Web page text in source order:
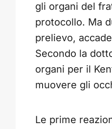
gli organi del
protocollo. Ma
prelievo,
Secondo la
organi per il
muovere gli
Le prime